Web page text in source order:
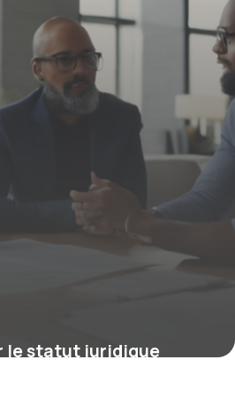
le statut juridique